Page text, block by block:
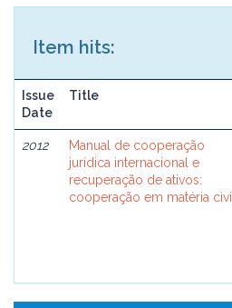
Item hits:
Issue
Date
Title
2012
Manual de cooperação
jurídica internacional e
recuperação de ativos:
cooperação em matéria civil